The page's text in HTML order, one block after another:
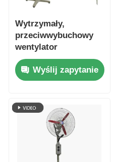
Wytrzymały,
przeciwwybuchowy
wentylator
oscylacyjny do
niebezpiecznych
obszarów
Wyślij zapytanie